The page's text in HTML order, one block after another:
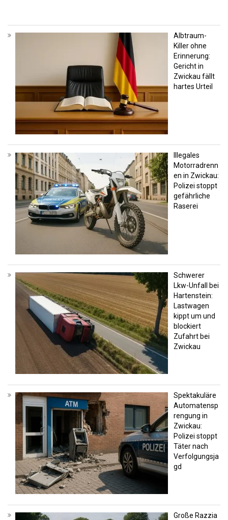
Albtraum-
Killer ohne
Erinnerung:
Gericht in
Zwickau fällt
hartes Urteil
Illegales
Motorradrenn
en in Zwickau:
Polizei stoppt
gefährliche
Raserei
Schwerer
Lkw-Unfall bei
Hartenstein:
Lastwagen
kippt um und
blockiert
Zufahrt bei
Zwickau
Spektakuläre
Automatensp
rengung in
Zwickau:
Polizei stoppt
Täter nach
Verfolgungsja
gd
Große Razzia